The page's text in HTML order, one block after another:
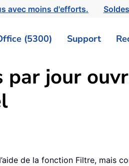
avec moins d'efforts.
(5300) Support
jour
de la fonction Filtre, mais